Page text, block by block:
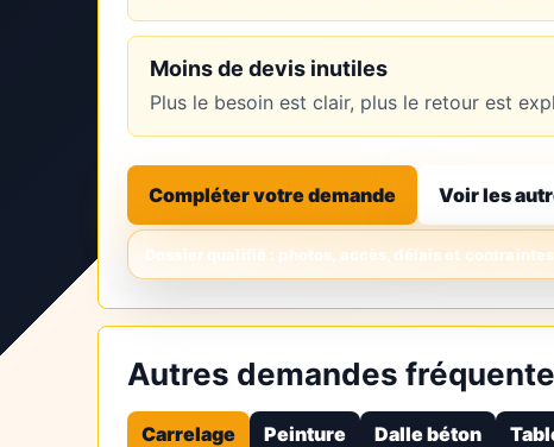
Moins de devis inutiles
Plus le besoin est clair, plus le retour est
Compléter votre demande Voir les
Autres demandes
Carrelage Peinture Dalle béton